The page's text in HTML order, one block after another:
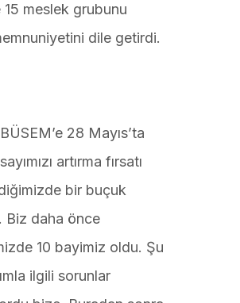
meslek grubunu
dile getirdi.
28 Mayıs’ta
artırma fırsatı
bir buçuk
Biz daha önce
10 bayimiz oldu. Şu
ilgili sorunlar